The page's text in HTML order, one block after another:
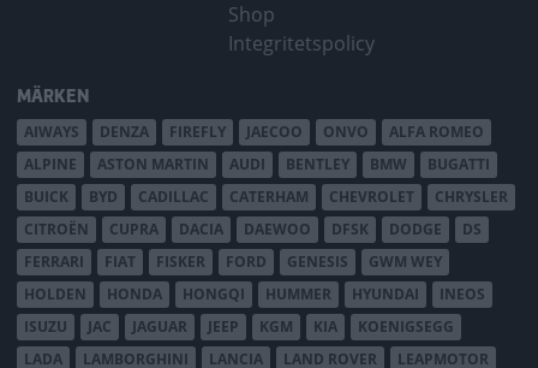
Shop
Integritetspolicy
MÄRKEN
AIWAYS DENZA FIREFLY JAECOO ONVO
ALFA ROMEO
ALPINE
ASTON MARTIN AUDI BENTLEY BMW
BUGATTI
BUICK
BYD CADILLAC CATERHAM CHEVROLET
CHRYSLER
CITROËN
CUPRA DACIA DAEWOO DFSK DODGE
DS
FERRARI
FIAT FISKER FORD GENESIS
GWM WEY
HOLDEN
HONDA HONGQI HUMMER HYUNDAI
INEOS
ISUZU
JAC JAGUAR JEEP KGM KIA
KOENIGSEGG
LADA
LAMBORGHINI LANCIA LAND ROVER LEAPMOTOR